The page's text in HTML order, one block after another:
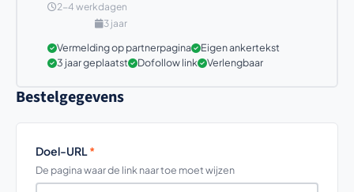
2-4 werkdagen
3 jaar
Vermelding op partnerpagina
Eigen ankertekst
3 jaar geplaatst
Dofollow link Verlengbaar
Bestelgegevens
Doel-URL*
De pagina waar de link naar toe moet wijzen